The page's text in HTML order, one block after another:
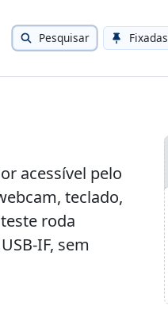
Pesquisar Fixadas
acessível pelo
teclado,
roda
IF, sem